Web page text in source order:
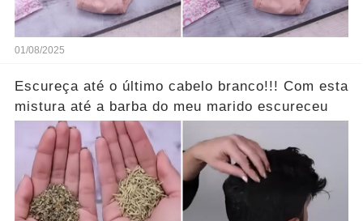
01/08/2025
Escureça até o último cabelo branco!!! Com esta
mistura até a barba do meu marido escureceu